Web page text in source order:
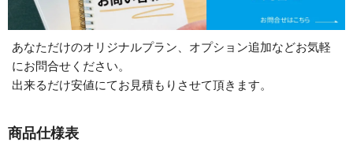
あなただけのオリジナルプラン、オプション追加などお気軽
にお問合せください。
出来るだけ安値にてお見積もりさせて頂きます。
商品仕様表